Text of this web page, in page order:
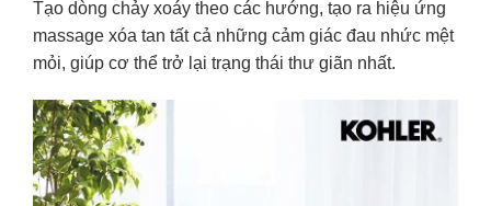
Tạo dòng chảy xoáy theo các hướng, tạo ra hiệu ứng
massage xóa tan tất cả những cảm giác đau nhức mệt
mỏi, giúp cơ thể trở lại trạng thái thư giãn nhất.